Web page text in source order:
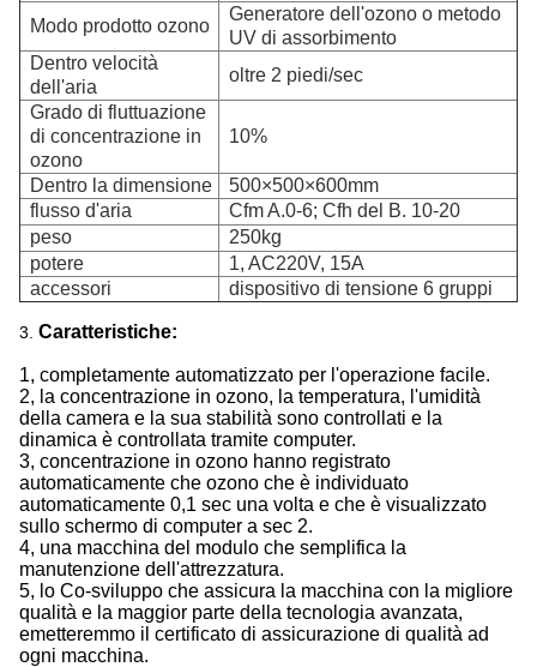
Modo prodotto ozono
Generatore dell'ozono o metodo
UV di assorbimento
Dentro velocità
dell'aria
oltre 2 piedi/sec
Grado di fluttuazione
di concentrazione in
ozono
10%
Dentro la dimensione
500×500×600mm
flusso d'aria
Cfm A.0-6; Cfh del B. 10-20
peso
250kg
potere
1, AC220V, 15A
accessori
dispositivo di tensione 6 gruppi
3. Caratteristiche:
1, completamente automatizzato per l'operazione facile.
2, la concentrazione in ozono, la temperatura, l'umidità
della camera e la sua stabilità sono controllati e la
dinamica è controllata tramite computer.
3, concentrazione in ozono hanno registrato
automaticamente che ozono che è individuato
automaticamente 0,1 sec una volta e che è visualizzato
sullo schermo di computer a sec 2.
4, una macchina del modulo che semplifica la
manutenzione dell'attrezzatura.
5, lo Co-sviluppo che assicura la macchina con la migliore
qualità e la maggior parte della tecnologia avanzata,
emetteremmo il certificato di assicurazione di qualità ad
ogni macchina.